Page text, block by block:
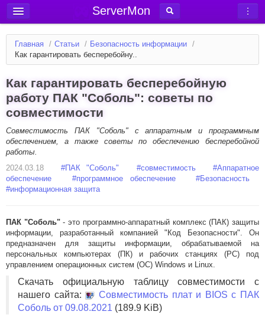
ServerMon
Добавить сервер
Мониторинг серверов
Статьи
Форум
Вход в аккаунт
Главная / Статьи / Безопасность информации /
Как гарантировать бесперебойну..
Как гарантировать бесперебойную
работу ПАК "Соболь": советы по
совместимости
Совместимость ПАК "Соболь" с аппаратным и программным
обеспечением, а также советы по обеспечению бесперебойной
работы.
2024.03.18
#ПАК "Соболь" #совместимость #Аппаратное
обеспечение
#программное обеспечение #Безопасность
#информационная защита
ПАК "Соболь"- это программно-аппаратный комплекс (ПАК) защиты
информации, разработанный компанией "Код Безопасности". Он
предназначен для защиты информации, обрабатываемой на
персональных компьютерах (ПК) и рабочих станциях (РС) под
управлением операционных систем (ОС) Windows и Linux.
Скачать официальную таблицу совместимости с
нашего сайта:
Совместимость плат и BIOS с ПАК
Соболь от 09.08.2021 (189.9 KiB)